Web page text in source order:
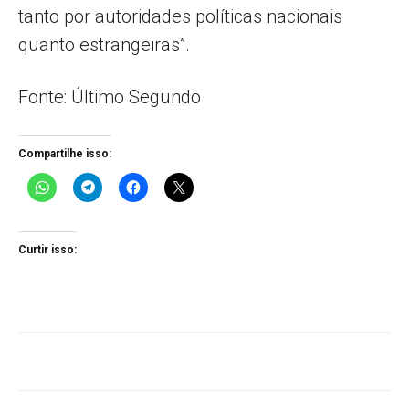
tanto por autoridades políticas nacionais
quanto estrangeiras”.
Fonte: Último Segundo
Compartilhe isso:
Curtir isso: